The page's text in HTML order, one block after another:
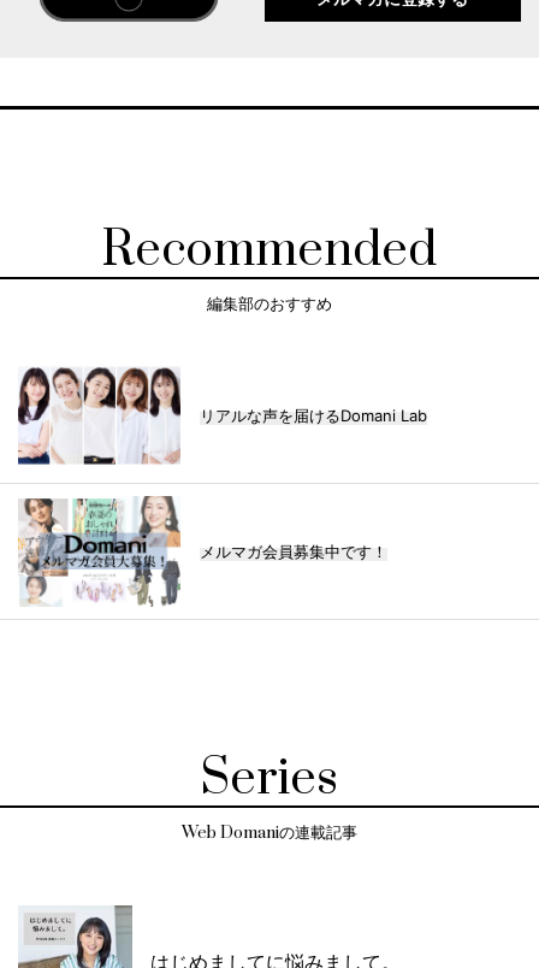
Recommended
編集部のおすすめ
リアルな声を届けるDomani Lab
メルマガ会員募集中です！
Series
Web Domaniの連載記事
はじめましてに悩みまして。